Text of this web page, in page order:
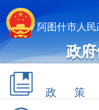
阿图什市人
政
政府信息公开